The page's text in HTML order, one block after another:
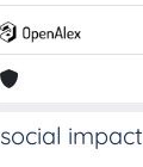
social impact